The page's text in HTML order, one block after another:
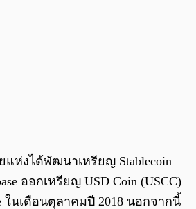
แห่งได้พัฒนาเหรียญ Stablecoin
ออกเหรียญ USD Coin (USCC)
ในเดือนตุลาคมปี 2018 นอกจากนี้